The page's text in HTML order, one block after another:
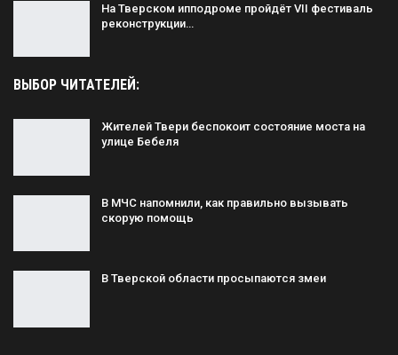
На Тверском ипподроме пройдёт VII фестиваль
реконструкции…
ВЫБОР ЧИТАТЕЛЕЙ:
Жителей Твери беспокоит состояние моста на
улице Бебеля
В МЧС напомнили, как правильно вызывать
скорую помощь
В Тверской области просыпаются змеи